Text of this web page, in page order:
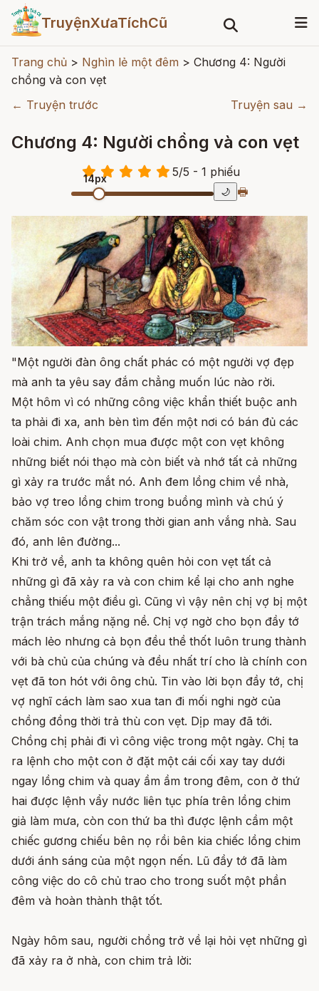
TruyệnXưaTíchCũ
Trang chủ > Nghìn lẻ một đêm > Chương 4: Người
chồng và con vẹt
← Truyện trước
Truyện sau →
Chương 4: Người chồng và con vẹt
5/5 - 1 phiếu
14px
🌙 🖶
"Một người đàn ông chất phác có một người vợ đẹp
mà anh ta yêu say đắm chẳng muốn lúc nào rời.
Một hôm vì có những công việc khẩn thiết buộc anh
ta phải đi xa, anh bèn tìm đến một nơi có bán đủ các
loài chim. Anh chọn mua được một con vẹt không
những biết nói thạo mà còn biết và nhớ tất cả những
gì xảy ra trước mắt nó. Anh đem lồng chim về nhà,
bảo vợ treo lồng chim trong buồng mình và chú ý
chăm sóc con vật trong thời gian anh vắng nhà. Sau
đó, anh lên đường...
Khi trở về, anh ta không quên hỏi con vẹt tất cả
những gì đã xảy ra và con chim kể lại cho anh nghe
chẳng thiếu một điều gì. Cũng vì vậy nên chị vợ bị một
trận trách mắng nặng nề. Chị vợ ngờ cho bọn đầy tớ
mách lẻo nhưng cả bọn đều thề thốt luôn trung thành
với bà chủ của chúng và đều nhất trí cho là chính con
vẹt đã ton hót với ông chủ. Tin vào lời bọn đầy tớ, chị
vợ nghĩ cách làm sao xua tan đi mối nghi ngờ của
chồng đồng thời trả thù con vẹt. Dịp may đã tới.
Chồng chị phải đi vì công việc trong một ngày. Chị ta
ra lệnh cho một con ở đặt một cái cối xay tay dưới
ngay lồng chim và quay ầm ầm trong đêm, con ở thứ
hai được lệnh vẩy nước liên tục phía trên lồng chim
giả làm mưa, còn con thứ ba thì được lệnh cầm một
chiếc gương chiếu bên nọ rồi bên kia chiếc lồng chim
dưới ánh sáng của một ngọn nến. Lũ đầy tớ đã làm
công việc do cô chủ trao cho trong suốt một phần
đêm và hoàn thành thật tốt.
Ngày hôm sau, người chồng trở về lại hỏi vẹt những gì
đã xảy ra ở nhà, con chim trả lời: